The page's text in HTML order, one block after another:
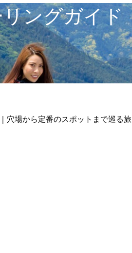
ングガイ
穴場から定番のスポットまで巡る旅